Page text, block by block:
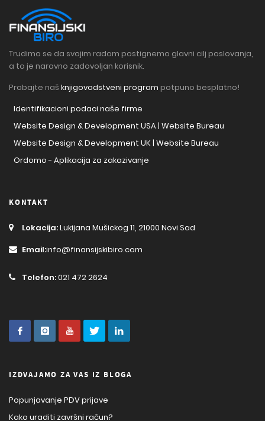
Trudimo se da svojim radom postignemo glavni cilj poslovanja,
a to je naravno zadovoljan korisnik.
Probajte naš knjigovodstveni program potpuno besplatno!
Identifikacioni podaci naše firme
Website Design & Development USA | Website Bureau
Website Design & Development UK | Website Bureau
Ordomo - Aplikacija za zakazivanje
KONTAKT
Lokacija:Lukijana Mušickog 11, 21000 Novi Sad
Email:info@finansijskibiro.com
Telefon:021 472 2624
IZDVAJAMO ZA VAS IZ BLOGA
Popunjavanje PDV prijave
Kako uraditi završni račun?